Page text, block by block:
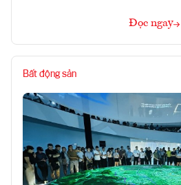
Đọc ngay
Bất động sản